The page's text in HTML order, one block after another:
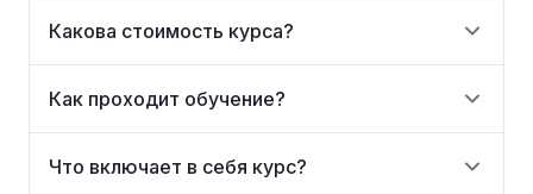
Какова стоимость курса?
Как проходит обучение?
Что включает в себя курс?